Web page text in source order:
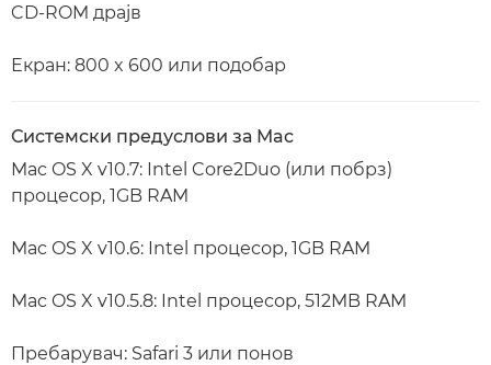
CD-ROM драјв
Екран: 800 x 600 или подобар
Системски предуслови за Mac
Mac OS X v10.7: Intel Core2Duo (или побрз)
процесор, 1GB RAM
Mac OS X v10.6: Intel процесор, 1GB RAM
Mac OS X v10.5.8: Intel процесор, 512MB RAM
Пребарувач: Safari 3 или понов